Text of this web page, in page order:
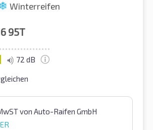
Winterreifen
95T
72 dB
von Auto-Raifen GmbH